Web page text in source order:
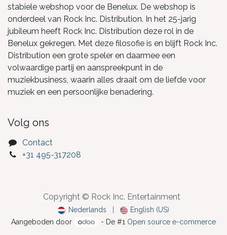
stabiele webshop voor de Benelux. De webshop is
onderdeel van Rock Inc. Distribution. In het 25-jarig
jubileum heeft Rock Inc. Distribution deze rol in de
Benelux gekregen. Met deze filosofie is en blijft Rock Inc.
Distribution een grote speler en daarmee een
volwaardige partij en aanspreekpunt in de
muziekbusiness, waarin alles draait om de liefde voor
muziek en een persoonlijke benadering.
Volg ons
Contact
+31 495-317208
Copyright © Rock Inc. Entertainment
Nederlands
English (US)
Aangeboden door
- De #1 Open source e-commerce